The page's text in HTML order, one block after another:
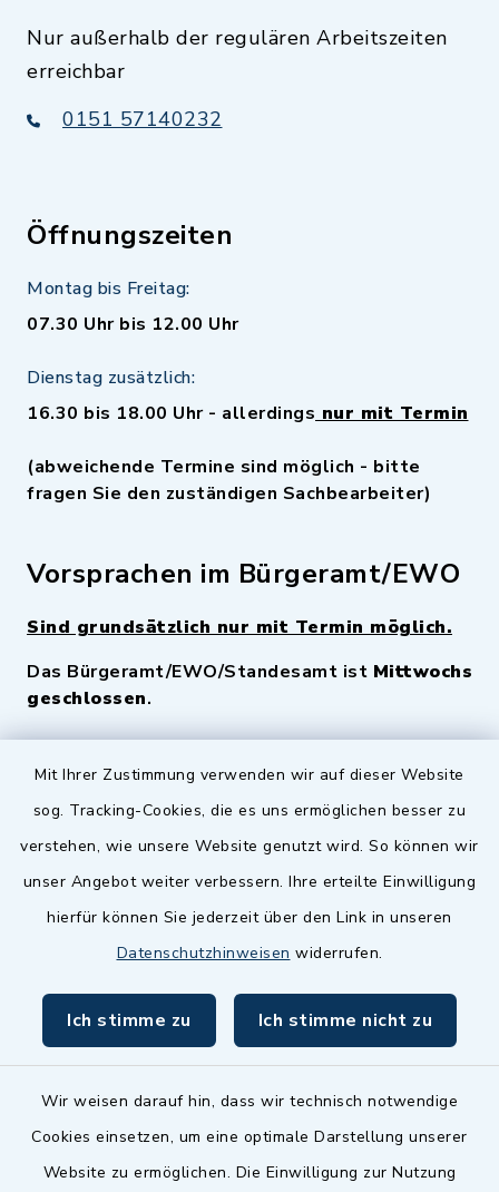
Mit Ihrer Zustimmung verwenden wir auf dieser Website
sog. Tracking-Cookies, die es uns ermöglichen besser zu
verstehen, wie unsere Website genutzt wird. So können wir
unser Angebot weiter verbessern. Ihre erteilte Einwilligung
hierfür können Sie jederzeit über den Link in unseren
Datenschutzhinweisen widerrufen.
Ich stimme zu Ich stimme nicht zu
Wir weisen darauf hin, dass wir technisch notwendige
Cookies einsetzen, um eine optimale Darstellung unserer
Website zu ermöglichen. Die Einwilligung zur Nutzung
Nur außerhalb der regulären Arbeitszeiten
erreichbar
0151 57140232
Öffnungszeiten
Montag bis Freitag:
07.30 Uhr bis 12.00 Uhr
Dienstag zusätzlich:
16.30 bis 18.00 Uhr - allerdings nur mit Termin
(abweichende Termine sind möglich - bitte
fragen Sie den zuständigen Sachbearbeiter)
Vorsprachen im Bürgeramt/EWO
Sind grundsätzlich nur mit Termin möglich.
Das Bürgeramt/EWO/Standesamt ist Mittwochs
geschlossen.
Quicklinks
Zenngrund Allianz
Dillenberggruppe
inixmedia GmbH